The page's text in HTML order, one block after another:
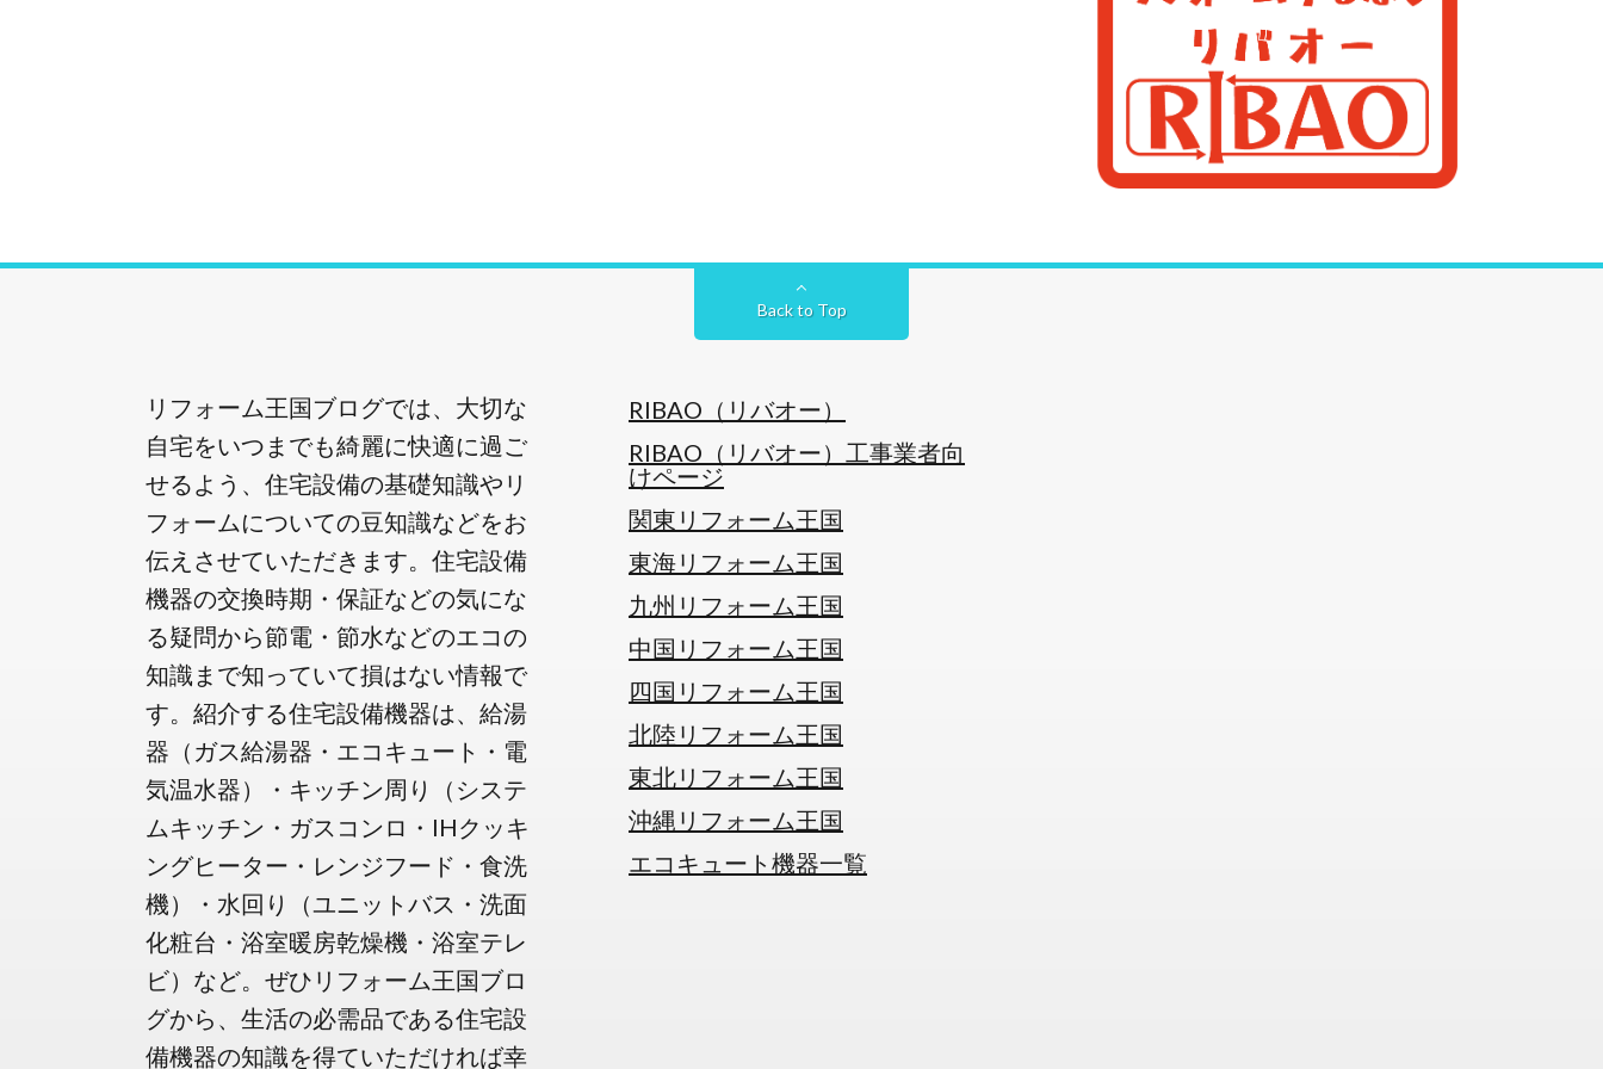
Back to Top
リフォーム王国ブログでは、大切な
自宅をいつまでも綺麗に快適に過ご
せるよう、住宅設備の基礎知識やリ
フォームについての豆知識などをお
伝えさせていただきます。住宅設備
機器の交換時期・保証などの気にな
る疑問から節電・節水などのエコの
知識まで知っていて損はない情報で
す。紹介する住宅設備機器は、給湯
器（ガス給湯器・エコキュート・電
気温水器）・キッチン周り（システ
ムキッチン・ガスコンロ・IHクッキ
ングヒーター・レンジフード・食洗
機）・水回り（ユニットバス・洗面
化粧台・浴室暖房乾燥機・浴室テレ
ビ）など。ぜひリフォーム王国ブロ
グから、生活の必需品である住宅設
備機器の知識を得ていただければ幸
RIBAO（リバオー）
RIBAO（リバオー）工事業者向
けページ
関東リフォーム王国
東海リフォーム王国
九州リフォーム王国
中国リフォーム王国
四国リフォーム王国
北陸リフォーム王国
東北リフォーム王国
沖縄リフォーム王国
エコキュート機器一覧